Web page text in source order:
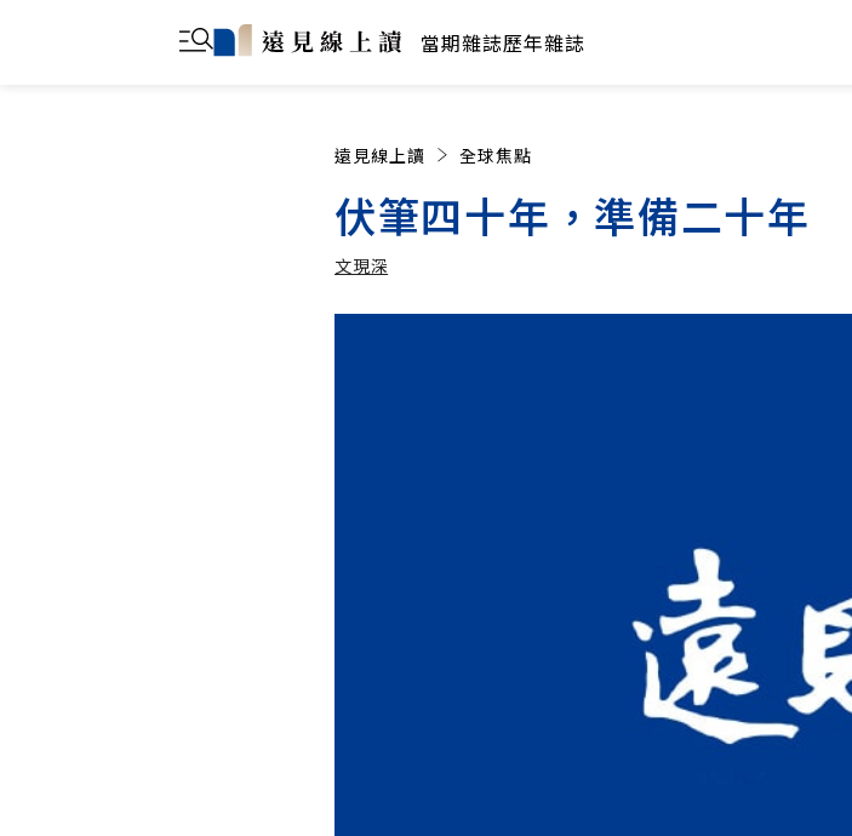
當期雜誌歷年雜誌
遠見線上讀 全球焦點
伏筆四十年，準備二十年
文現深